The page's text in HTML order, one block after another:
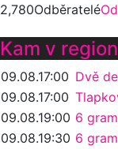
2,780Odběratelé
Kam v
09.08.17:00 Dvě
09.08.17:00
09.08.19:00 6
09.08.19:30 6